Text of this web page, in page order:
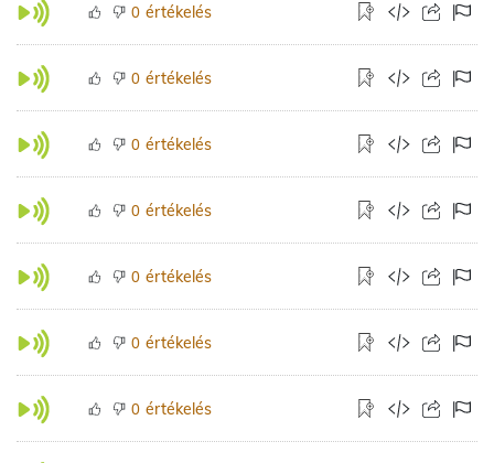
0 értékelés
0 értékelés
0 értékelés
0 értékelés
0 értékelés
0 értékelés
0 értékelés